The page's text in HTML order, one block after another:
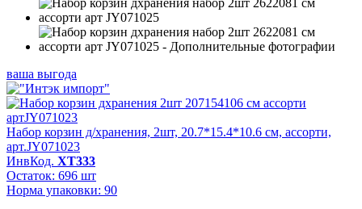
ваша выгода
Набор корзин д/хранения, 2шт, 20.7*15.4*10.6 см, ассорти,
арт.JY071023
ИнвКод. ХТ333
Остаток: 696 шт
Норма упаковки: 90